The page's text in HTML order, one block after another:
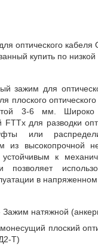
оптического кабеля
купить по
зажим для
плоского
3-6 мм. Широко
FTTx для разводки
или
из высокопрочной
к
позволяет
в
Зажим натяжной
плоский
Т)